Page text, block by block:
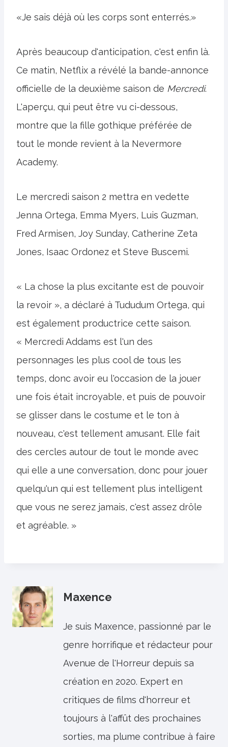
«Je sais déjà où les corps sont enterrés.»
Après beaucoup d'anticipation, c'est enfin là.
Ce matin, Netflix a révélé la bande-annonce
officielle de la deuxième saison de Mercredi.
L'aperçu, qui peut être vu ci-dessous,
montre que la fille gothique préférée de
tout le monde revient à la Nevermore
Academy.
Le mercredi saison 2 mettra en vedette
Jenna Ortega, Emma Myers, Luis Guzman,
Fred Armisen, Joy Sunday, Catherine Zeta
Jones, Isaac Ordonez et Steve Buscemi.
« La chose la plus excitante est de pouvoir
la revoir », a déclaré à Tududum Ortega, qui
est également productrice cette saison.
« Mercredi Addams est l'un des
personnages les plus cool de tous les
temps, donc avoir eu l'occasion de la jouer
une fois était incroyable, et puis de pouvoir
se glisser dans le costume et le ton à
nouveau, c'est tellement amusant. Elle fait
des cercles autour de tout le monde avec
qui elle a une conversation, donc pour jouer
quelqu'un qui est tellement plus intelligent
que vous ne serez jamais, c'est assez drôle
et agréable. »
Maxence
Je suis Maxence, passionné par le
genre horrifique et rédacteur pour
Avenue de l'Horreur depuis sa
création en 2020. Expert en
critiques de films d'horreur et
toujours à l'affût des prochaines
sorties, ma plume contribue à faire